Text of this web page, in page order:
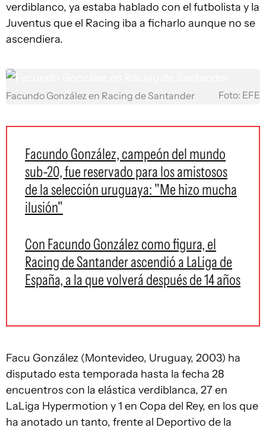
verdiblanco, ya estaba hablado con el futbolista y la
Juventus que el Racing iba a ficharlo aunque no se
ascendiera.
Facundo González en Racing de Santander Foto: EFE
Facundo González, campeón del mundo
sub-20, fue reservado para los amistosos
de la selección uruguaya: "Me hizo mucha
ilusión"
Con Facundo González como figura, el
Racing de Santander ascendió a LaLiga de
España, a la que volverá después de 14 años
Facu González (Montevideo, Uruguay, 2003) ha
disputado esta temporada hasta la fecha 28
encuentros con la elástica verdiblanca, 27 en
LaLiga Hypermotion y 1 en Copa del Rey, en los que
ha anotado un tanto, frente al Deportivo de la